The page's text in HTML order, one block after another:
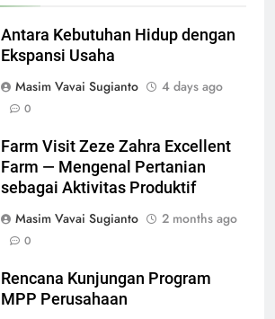
Antara Kebutuhan Hidup dengan
Ekspansi Usaha
Masim Vavai Sugianto
4 days ago
0
Farm Visit Zeze Zahra Excellent
Farm — Mengenal Pertanian
sebagai Aktivitas Produktif
Masim Vavai Sugianto
2 months ago
0
Rencana Kunjungan Program
MPP Perusahaan